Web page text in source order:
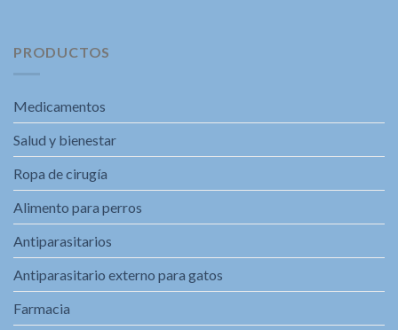
PRODUCTOS
Medicamentos
Salud y bienestar
Ropa de cirugía
Alimento para perros
Antiparasitarios
Antiparasitario externo para gatos
Farmacia